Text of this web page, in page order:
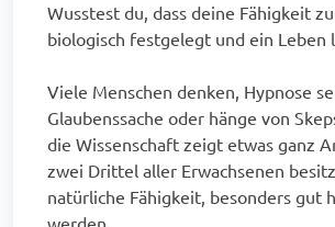
Wusstest du, dass deine Fähigkeit
biologisch festgelegt und ein Leben
Viele Menschen denken, Hypnose
Glaubenssache oder hänge von
die Wissenschaft zeigt etwas ganz
zwei Drittel aller Erwachsenen
natürliche Fähigkeit, besonders gut